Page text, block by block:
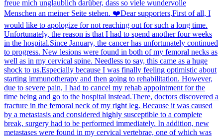
freue mich unglaublich darüber, dass so viele wundervolle
Menschen an meiner Seite stehen. ❤️Dear supporters,First of all, I
would like to apologize for not reaching out for such a long time.
Unfortunately, the reason is that I had to spend another four weeks
in the hospital.Since January, the cancer has unfortunately continued
to progress. New lesions were found in both of my femoral necks as
well as in my cervical spine. Needless to say, this came as a huge
shock to us.Especially because I was finally feeling optimistic about
starting immunotherapy and then going to rehabilitation. However,
due to severe pain, I had to cancel my rehab appointment for the
time being and go to the hospital instead.There, doctors discovered a
fracture in the femoral neck of my right leg. Because it was caused
by a metastasis and considered highly susceptible to a complete
break, surgery had to be performed immediately. In addition, new
metastases were found in my cervical vertebrae, one of which was